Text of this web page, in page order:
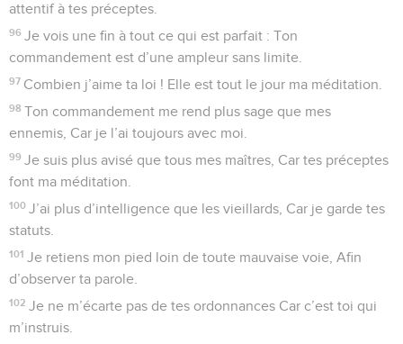
attentif à tes préceptes.
96 Je vois une fin à tout ce qui est parfait : Ton
commandement est d’une ampleur sans limite.
97 Combien j’aime ta loi ! Elle est tout le jour ma méditation.
98 Ton commandement me rend plus sage que mes
ennemis, Car je l’ai toujours avec moi.
99 Je suis plus avisé que tous mes maîtres, Car tes préceptes
font ma méditation.
100 J’ai plus d’intelligence que les vieillards, Car je garde tes
statuts.
101 Je retiens mon pied loin de toute mauvaise voie, Afin
d’observer ta parole.
102 Je ne m’écarte pas de tes ordonnances Car c’est toi qui
m’instruis.